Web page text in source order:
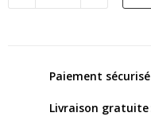
Paiement sécurisé
Livraison gratuite